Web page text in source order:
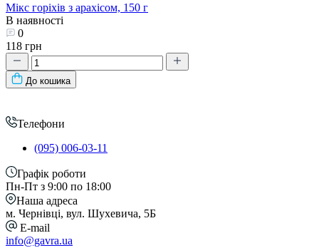
Мікс горіхів з арахісом, 150 г
В наявності
0
118 грн
До кошика
Телефони
(095) 006-03-11
Графік роботи
Пн-Пт з 9:00 по 18:00
Наша адреса
м. Чернівці, вул. Шухевича, 5Б
E-mail
info@gavra.ua